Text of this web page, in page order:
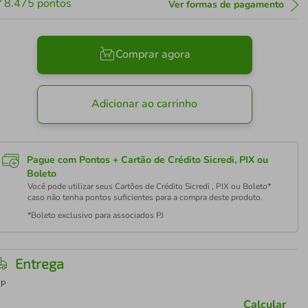
8.475 pontos Ver formas de pagamento
Comprar agora
Adicionar ao carrinho
Pague com Pontos + Cartão de Crédito Sicredi, PIX ou
Boleto
Você pode utilizar seus Cartões de Crédito Sicredi , PIX ou Boleto*
caso não tenha pontos suficientes para a compra deste produto.
*Boleto exclusivo para associados PJ
Entrega
Calcular